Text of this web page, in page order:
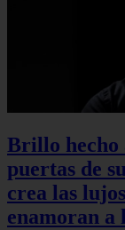
Brillo hecho
puertas de
crea las
enamoran a